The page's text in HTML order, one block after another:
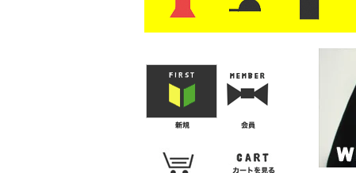
・レザーシューズ/スニーカー
・プリントTシャツ
・バンド/ツアー
・キャラクター
・Nike/adidas/スポ
・チャンピオン
・サーフ/スケート
・ボーダー/総柄/無
・フットボール/リ
・タンクトップ/NBA
・
・
・